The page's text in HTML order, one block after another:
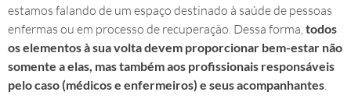
estamos falando de um espaço destinado à saúde de pessoas
enfermas ou em processo de recuperação. Dessa forma, todos
os elementos à sua volta devem proporcionar bem-estar não
somente a elas, mas também aos profissionais responsáveis
pelo caso (médicos e enfermeiros) e seus acompanhantes